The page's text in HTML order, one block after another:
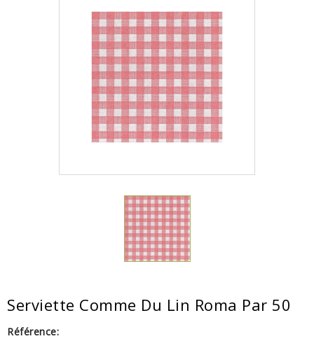
Serviette Comme Du Lin Roma Par 50
Référence: